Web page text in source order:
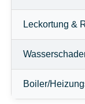
Leckortung &
Boiler/